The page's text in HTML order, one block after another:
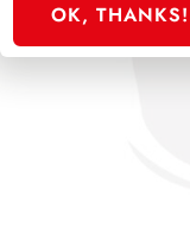
OK, THANKS!